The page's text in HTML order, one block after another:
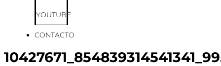
YOUTUBE
CONTACTO